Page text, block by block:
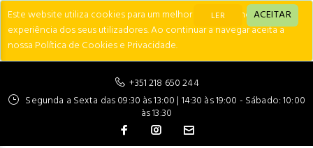
Este website utiliza cookies para um melhor desempenho e
experiência dos seus utilizadores. Ao continuar a navegar aceita a
nossa Política de Cookies e Privacidade.
LER ACEITAR
+351 218 650 244
Segunda a Sexta das 09:30 às 13:00 | 14:30 às 19:00 - Sábado: 10:00
às 13:30